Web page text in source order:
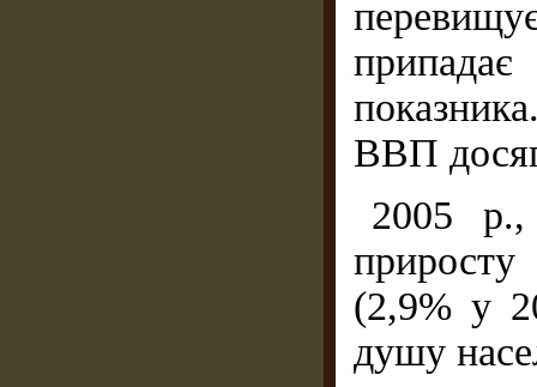
ВВП
2005
приросту
(2,9% у
душу